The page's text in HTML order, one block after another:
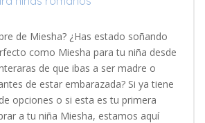
de Miesha? ¿Has estado soñando
como Miesha para tu niña desde
de que ibas a ser madre o
de estar embarazada? Si ya tiene
opciones o si esta es tu primera
a tu niña Miesha, estamos aquí